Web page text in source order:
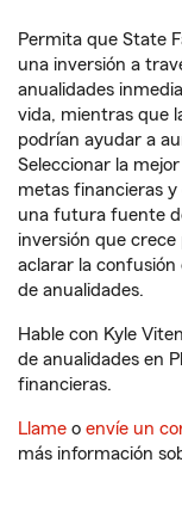
Permita que State
una inversión a
anualidades
vida, mientras que
podrían ayudar a
Seleccionar la
metas financieras y
una futura fuente
inversión que
aclarar la
de anualidades.
Hable con Kyle
de anualidades en
financieras.
Llame o envíe un
más información